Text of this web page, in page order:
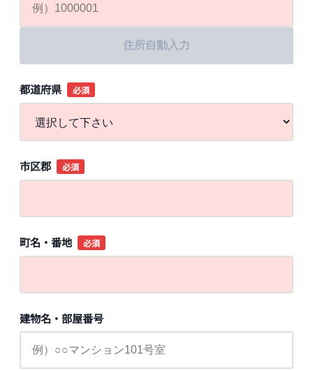
住所自動入力
都道府県 必須
市区郡 必須
町名・番地 必須
建物名・部屋番号